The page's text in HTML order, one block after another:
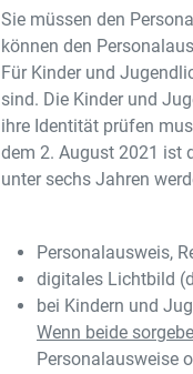
Sie müssen den
können den
Für Kinder und
sind. Die Kinder und
ihre Identität prüfen
dem 2. August 2021 ist
unter sechs Jahren
Personalausweis,
digitales Lichtbild
bei Kindern und
Wenn beide
Personalausweise